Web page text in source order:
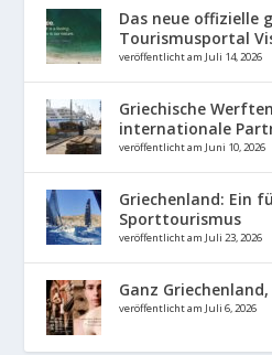
Das neue offizielle
Tourismusportal
veröffentlicht am Juli 14, 2026
Griechische
internationale
veröffentlicht am Juni 10, 2026
Griechenland: Ein
Sporttourismus
veröffentlicht am Juli 23, 2026
Ganz
veröffentlicht am Juli 6, 2026